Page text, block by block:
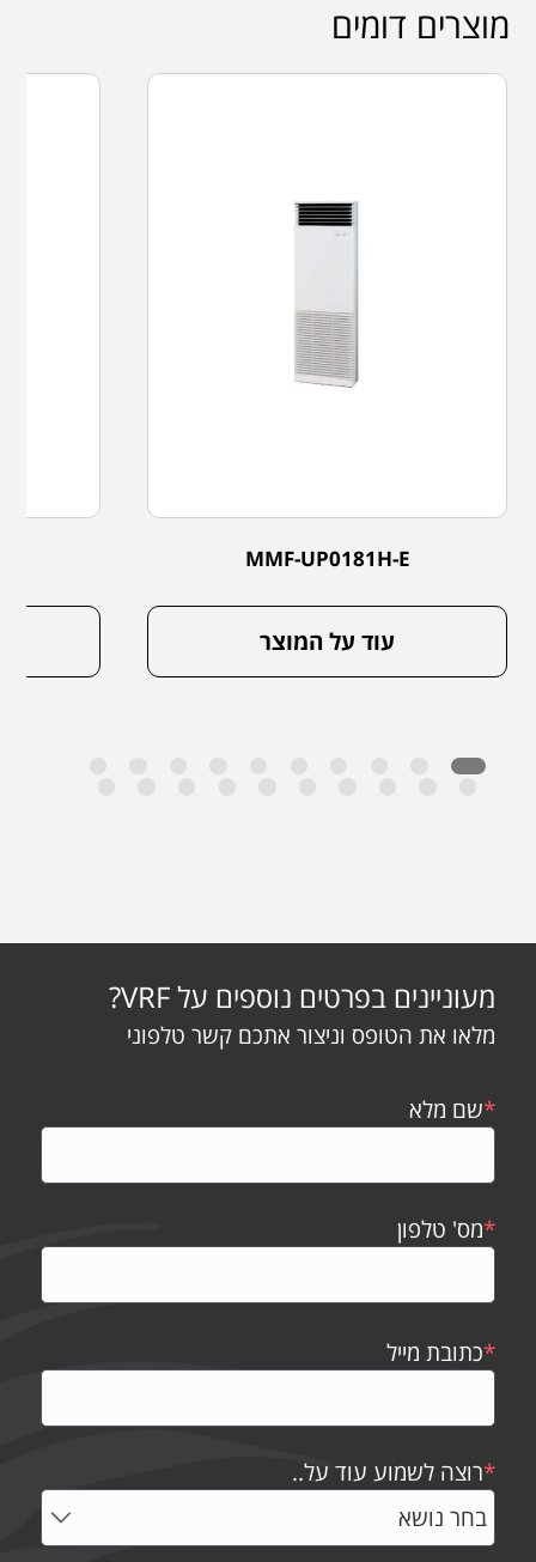
מוצרים דומים
MMF-UP0181H-E
עוד על המוצר
מעוניינים בפרטים נוספים על VRF?
מלאו את הטופס וניצור אתכם קשר טלפוני
*שם מלא
*מס' טלפון
*כתובת מייל
*רוצה לשמוע עוד על..